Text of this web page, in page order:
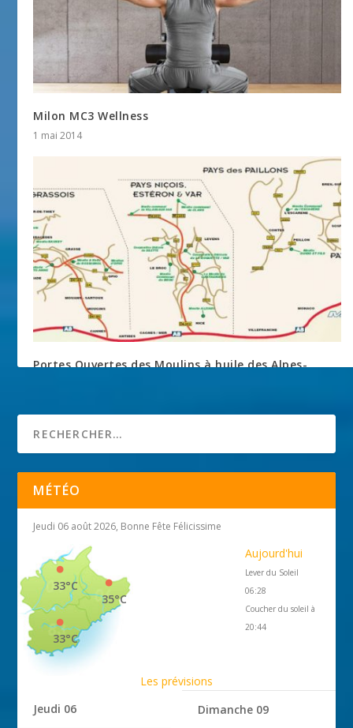
Milon MC3 Wellness
1 mai 2014
Portes Ouvertes des Moulins à huile des Alpes-
MÉTÉO
Jeudi 06 août 2026, Bonne Fête Félicissime
35°C
33°C
33°C
Aujourd'hui
Lever du Soleil
06:28
Coucher du soleil à
20:44
Les prévisions
Jeudi 06
Dimanche 09